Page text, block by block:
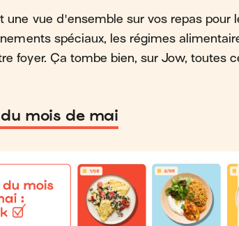
une vue d'ensemble sur vos repas pour
spéciaux, les régimes
foyer. Ça tombe bien, sur Jow, toutes
mois de mai